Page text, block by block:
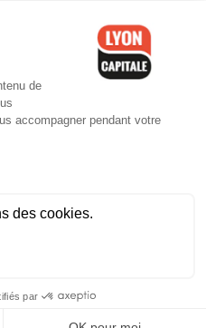
-CGV-Politique de
06